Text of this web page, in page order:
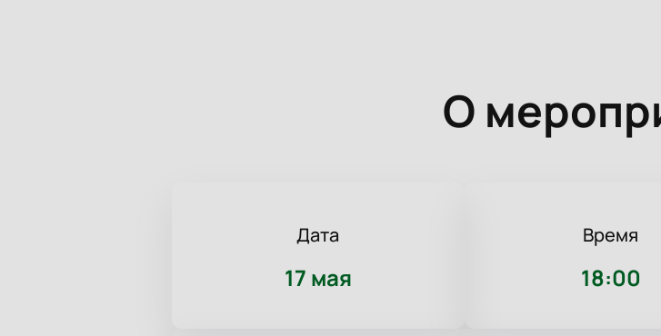
О
Дата
17 мая
Время
18:00